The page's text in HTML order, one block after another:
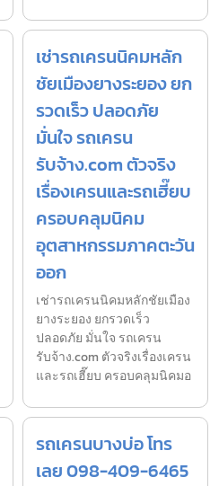
เช่ารถเครนนิคมหลัก
ชัยเมืองยางระยอง ยก
รวดเร็ว ปลอดภัย
มั่นใจ รถเครน
รับจ้าง.com ตัวจริง
เรื่องเครนและรถเฮี๊ยบ
ครอบคลุมนิคม
อุตสาหกรรมภาคตะวัน
ออก
เช่ารถเครนนิคมหลักชัยเมือง
ยางระยอง ยกรวดเร็ว
ปลอดภัย มั่นใจ รถเครน
รับจ้าง.com ตัวจริงเรื่องเครน
และรถเฮี๊ยบ ครอบคลุมนิคมอ
รถเครนบางบ่อ โทร
เลย 098-409-6465